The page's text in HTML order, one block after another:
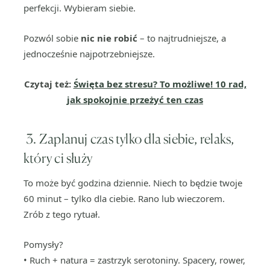
perfekcji. Wybieram siebie.
Pozwól sobie nic nie robić – to najtrudniejsze, a
jednocześnie najpotrzebniejsze.
Czytaj też: Święta bez stresu? To możliwe! 10 rad,
jak spokojnie przeżyć ten czas
3. Zaplanuj czas tylko dla siebie, relaks,
który ci służy
To może być godzina dziennie. Niech to będzie twoje
60 minut – tylko dla ciebie. Rano lub wieczorem.
Zrób z tego rytuał.
Pomysły?
• Ruch + natura = zastrzyk serotoniny. Spacery, rower,